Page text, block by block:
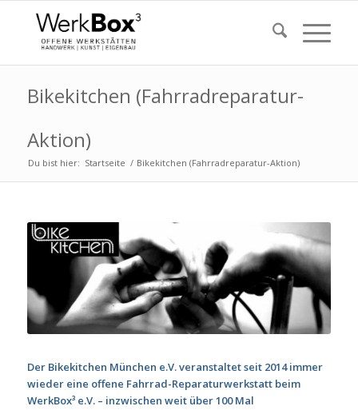
Bikekitchen (Fahrradreparatur-
Aktion)
Du bist hier: Startseite / Bikekitchen (Fahrradreparatur-Aktion)
Der Bikekitchen München e.V. veranstaltet seit 2014 immer
wieder eine offene Fahrrad-Reparaturwerkstatt beim
WerkBox³ e.V. – inzwischen weit über 100 Mal